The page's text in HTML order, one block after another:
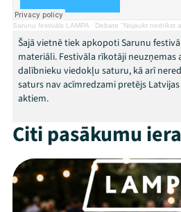
Arhīvs
Viņi bija
Jaunumi
Kontakti
Sarunu festivāls LAMPA · Debate "Nojaukt nedrīkst
Šajā vietnē tiek apkopoti Sarunu
materiāli. Festivāla rīkotāji
dalībnieku viedokļu saturu, kā arī
saturs nav acīmredzami pretējs
aktiem.
Citi pasākumu